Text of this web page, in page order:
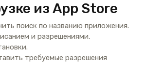
из App Store
поиск по названию приложения.
и разрешениями.
требуемые разрешения